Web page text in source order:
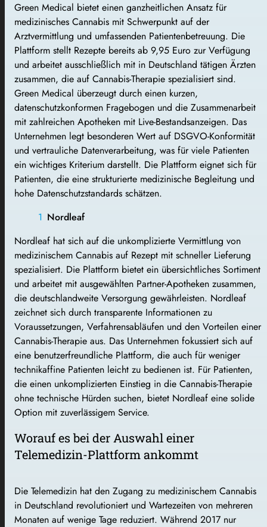
Green Medical bietet einen ganzheitlichen Ansatz für
medizinisches Cannabis mit Schwerpunkt auf der
Arztvermittlung und umfassenden Patientenbetreuung. Die
Plattform stellt Rezepte bereits ab 9,95 Euro zur Verfügung
und arbeitet ausschließlich mit in Deutschland tätigen Ärzten
zusammen, die auf Cannabis-Therapie spezialisiert sind.
Green Medical überzeugt durch einen kurzen,
datenschutzkonformen Fragebogen und die Zusammenarbeit
mit zahlreichen Apotheken mit Live-Bestandsanzeigen. Das
Unternehmen legt besonderen Wert auf DSGVO-Konformität
und vertrauliche Datenverarbeitung, was für viele Patienten
ein wichtiges Kriterium darstellt. Die Plattform eignet sich für
Patienten, die eine strukturierte medizinische Begleitung und
hohe Datenschutzstandards schätzen.
Nordleaf
Nordleaf hat sich auf die unkomplizierte Vermittlung von
medizinischem Cannabis auf Rezept mit schneller Lieferung
spezialisiert. Die Plattform bietet ein übersichtliches Sortiment
und arbeitet mit ausgewählten Partner-Apotheken zusammen,
die deutschlandweite Versorgung gewährleisten. Nordleaf
zeichnet sich durch transparente Informationen zu
Voraussetzungen, Verfahrensabläufen und den Vorteilen einer
Cannabis-Therapie aus. Das Unternehmen fokussiert sich auf
eine benutzerfreundliche Plattform, die auch für weniger
technikaffine Patienten leicht zu bedienen ist. Für Patienten,
die einen unkomplizierten Einstieg in die Cannabis-Therapie
ohne technische Hürden suchen, bietet Nordleaf eine solide
Option mit zuverlässigem Service.
Worauf es bei der Auswahl einer
Telemedizin-Plattform ankommt
Die Telemedizin hat den Zugang zu medizinischem Cannabis
in Deutschland revolutioniert und Wartezeiten von mehreren
Monaten auf wenige Tage reduziert. Während 2017 nur